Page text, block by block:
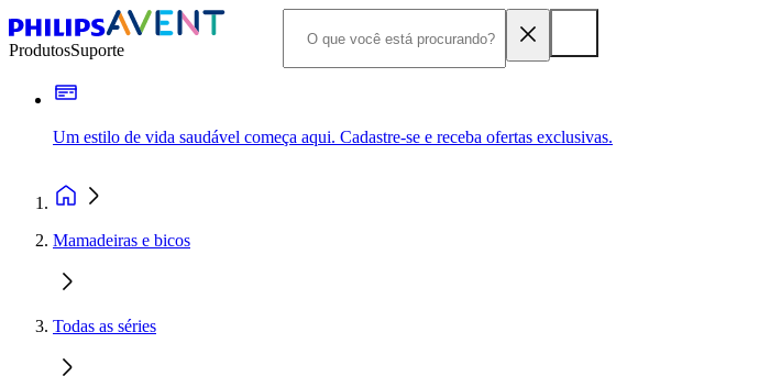
ProdutosSuporte
Um estilo de vida saudável começa aqui. Cadastre-se e receba ofertas exclusivas.
Mamadeiras e bicos
Todas as séries